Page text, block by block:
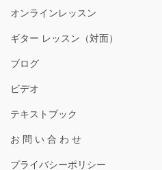
オンラインレッスン
ギター レッスン（対面）
ブログ
ビデオ
テキストブック
お 問 い 合 わ せ
プライバシーポリシー